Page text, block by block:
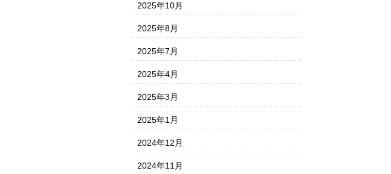
2025年10月
2025年8月
2025年7月
2025年4月
2025年3月
2025年1月
2024年12月
2024年11月